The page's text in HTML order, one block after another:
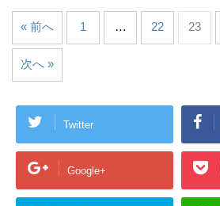
« 前へ 1 … 22 23
次へ »
Twitter
Google+